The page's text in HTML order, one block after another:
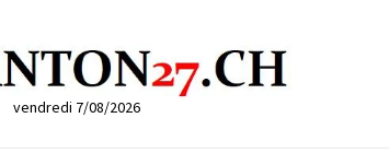
vendredi 7/08/2026